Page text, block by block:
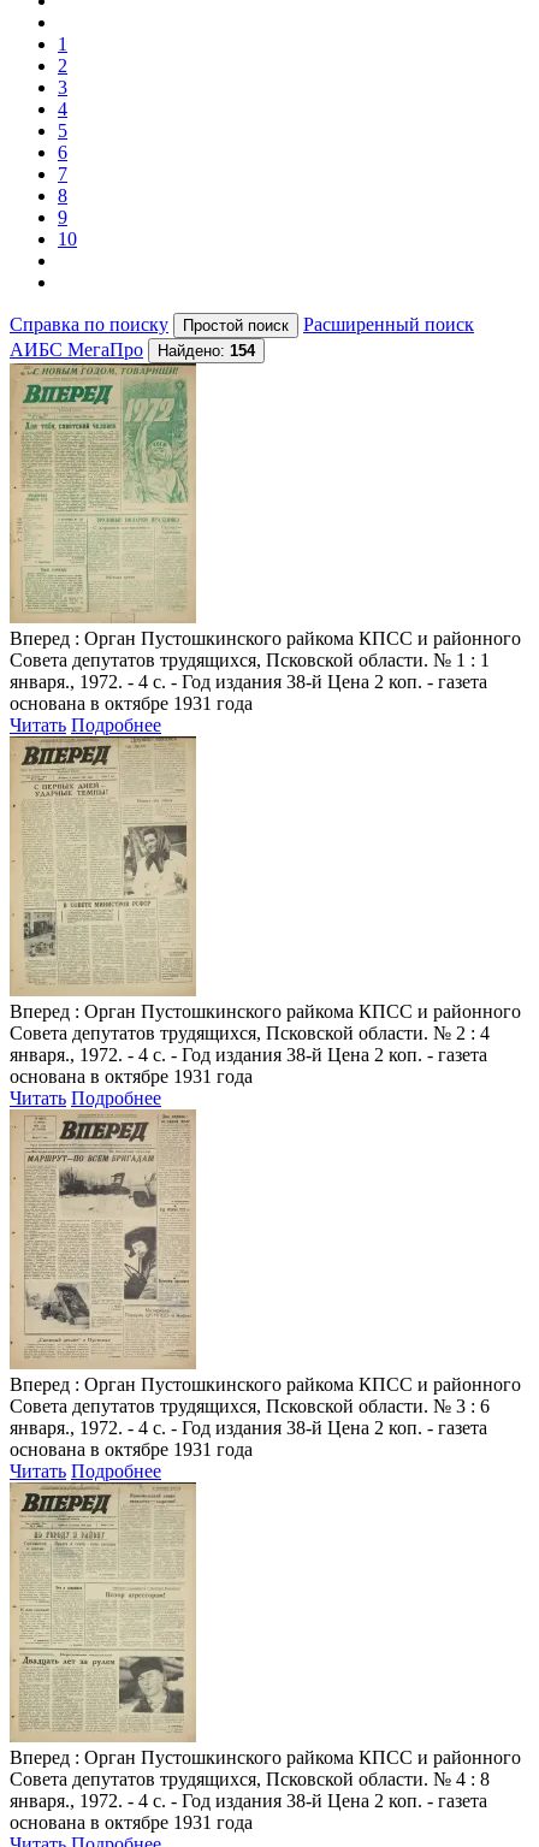
1
2
3
4
5
6
7
8
9
10
Справка по поиску
Расширенный поиск
АИБС МегаПро
Найдено: 154
Вперед : Орган Пустошкинского райкома КПСС и районного
Совета депутатов трудящихся, Псковской области. № 1 : 1
января., 1972. - 4 с. - Год издания 38-й Цена 2 коп. - газета
основана в октябре 1931 года
Читать Подробнее
Вперед : Орган Пустошкинского райкома КПСС и районного
Совета депутатов трудящихся, Псковской области. № 2 : 4
января., 1972. - 4 с. - Год издания 38-й Цена 2 коп. - газета
основана в октябре 1931 года
Читать Подробнее
Вперед : Орган Пустошкинского райкома КПСС и районного
Совета депутатов трудящихся, Псковской области. № 3 : 6
января., 1972. - 4 с. - Год издания 38-й Цена 2 коп. - газета
основана в октябре 1931 года
Читать Подробнее
Вперед : Орган Пустошкинского райкома КПСС и районного
Совета депутатов трудящихся, Псковской области. № 4 : 8
января., 1972. - 4 с. - Год издания 38-й Цена 2 коп. - газета
основана в октябре 1931 года